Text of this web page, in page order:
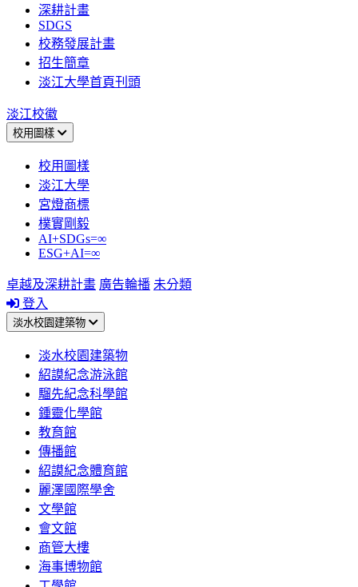
深耕計畫
SDGS
校務發展計畫
招生簡章
淡江大學首頁刊頭
淡江校徽
校用圖樣
校用圖樣
淡江大學
宮燈商標
樸實剛毅
AI+SDGs=∞
ESG+AI=∞
卓越及深耕計畫 廣告輪播 未分類
登入
淡水校園建築物
淡水校園建築物
紹謨紀念游泳館
騮先紀念科學館
鍾靈化學館
教育館
傳播館
紹謨紀念體育館
麗澤國際學舍
文學館
會文館
商管大樓
海事博物館